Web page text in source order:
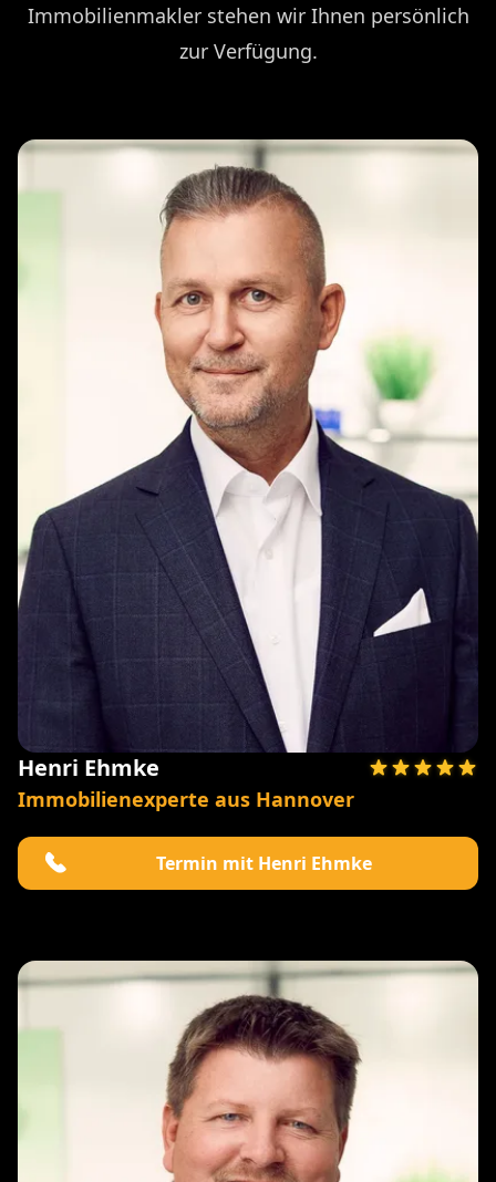
Immobilienmakler stehen wir Ihnen persönlich
zur Verfügung.
Henri Ehmke
Immobilienexperte aus Hannover
Termin mit Henri Ehmke